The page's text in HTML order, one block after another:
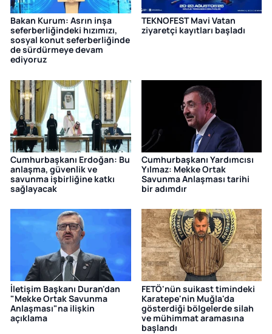
Bakan Kurum: Asrın inşa
seferberliğindeki hızımızı,
sosyal konut seferberliğinde
de sürdürmeye devam
ediyoruz
TEKNOFEST Mavi Vatan
ziyaretçi kayıtları başladı
Cumhurbaşkanı Erdoğan: Bu
anlaşma, güvenlik ve
savunma işbirliğine katkı
sağlayacak
Cumhurbaşkanı Yardımcısı
Yılmaz: Mekke Ortak
Savunma Anlaşması tarihi
bir adımdır
İletişim Başkanı Duran'dan
"Mekke Ortak Savunma
Anlaşması"na ilişkin
açıklama
FETÖ'nün suikast timindeki
Karatepe'nin Muğla'da
gösterdiği bölgelerde silah
ve mühimmat aramasına
başlandı